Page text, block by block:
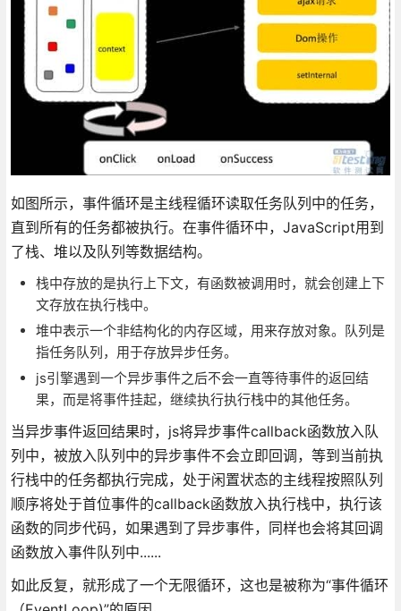
如图所示，事件循环是主线程循环读取任务队列中的任务，
直到所有的任务都被执行。在事件循环中，JavaScript用到
了栈、堆以及队列等数据结构。
栈中存放的是执行上下文，有函数被调用时，就会创建上下
文存放在执行栈中。
堆中表示一个非结构化的内存区域，用来存放对象。队列是
指任务队列，用于存放异步任务。
js引擎遇到一个异步事件之后不会一直等待事件的返回结
果，而是将事件挂起，继续执行执行栈中的其他任务。
当异步事件返回结果时，js将异步事件callback函数放入队
列中，被放入队列中的异步事件不会立即回调，等到当前执
行栈中的任务都执行完成，处于闲置状态的主线程按照队列
顺序将处于首位事件的callback函数放入执行栈中，执行该
函数的同步代码，如果遇到了异步事件，同样也会将其回调
函数放入事件队列中......
如此反复，就形成了一个无限循环，这也是被称为“事件循环